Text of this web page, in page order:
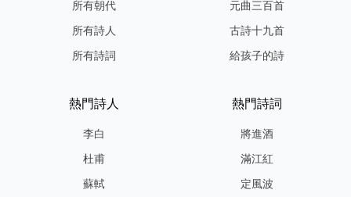
所有朝代
所有詩人
所有詩詞
元曲三百首
古詩十九首
給孩子的詩
熱門詩人
李白
杜甫
蘇軾
熱門詩詞
將進酒
滿江紅
定風波